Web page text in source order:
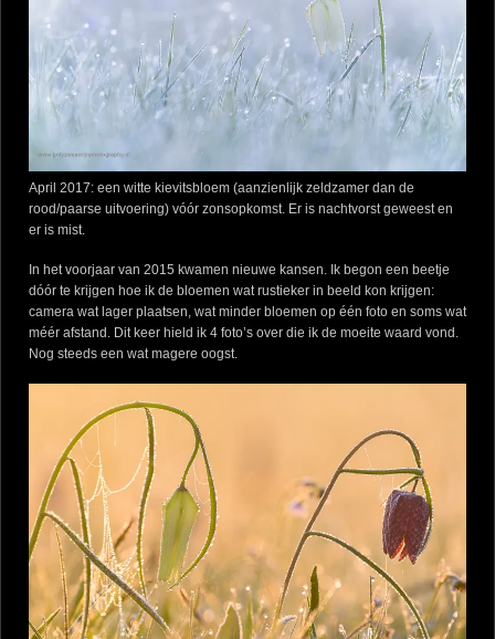
April 2017: een witte kievitsbloem (aanzienlijk zeldzamer dan de
rood/paarse uitvoering) vóór zonsopkomst. Er is nachtvorst geweest en
er is mist.
In het voorjaar van 2015 kwamen nieuwe kansen. Ik begon een beetje
dóór te krijgen hoe ik de bloemen wat rustieker in beeld kon krijgen:
camera wat lager plaatsen, wat minder bloemen op één foto en soms wat
méér afstand. Dit keer hield ik 4 foto’s over die ik de moeite waard vond.
Nog steeds een wat magere oogst.